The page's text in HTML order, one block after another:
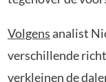
Volgensanalist
verschillende
verkleinen de